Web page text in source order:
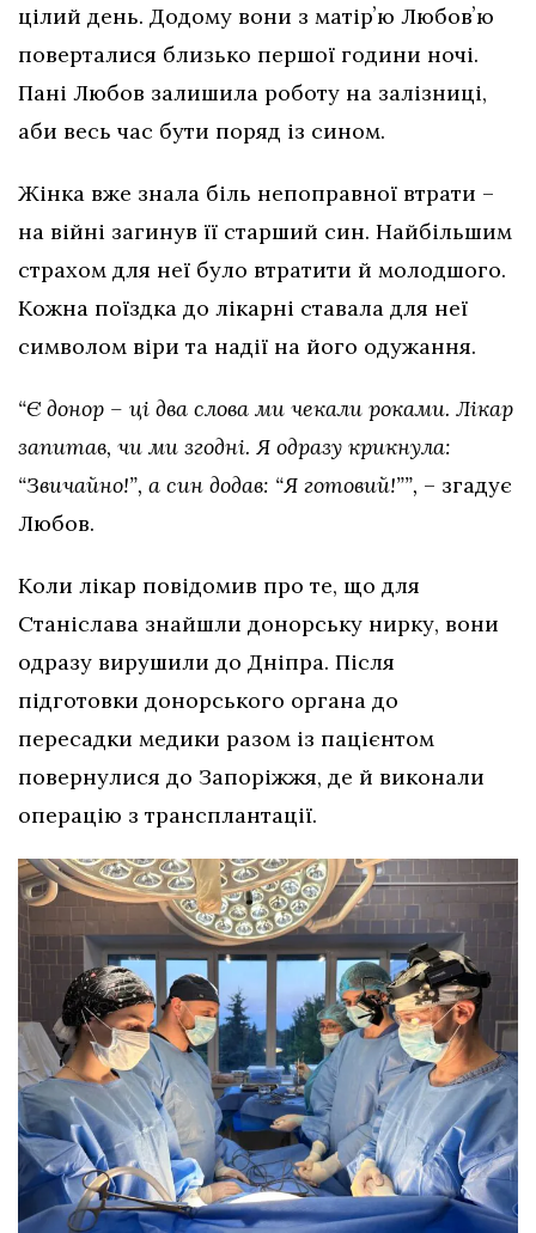
цілий день. Додому вони з матірʼю Любовʼю
поверталися близько першої години ночі.
Пані Любов залишила роботу на залізниці,
аби весь час бути поряд із сином.
Жінка вже знала біль непоправної втрати –
на війні загинув її старший син. Найбільшим
страхом для неї було втратити й молодшого.
Кожна поїздка до лікарні ставала для неї
символом віри та надії на його одужання.
“Є донор – ці два слова ми чекали роками. Лікар
запитав, чи ми згодні. Я одразу крикнула:
“Звичайно!”, а син додав: “Я готовий!””, – згадує
Любов.
Коли лікар повідомив про те, що для
Станіслава знайшли донорську нирку, вони
одразу вирушили до Дніпра. Після
підготовки донорського органа до
пересадки медики разом із пацієнтом
повернулися до Запоріжжя, де й виконали
операцію з трансплантації.